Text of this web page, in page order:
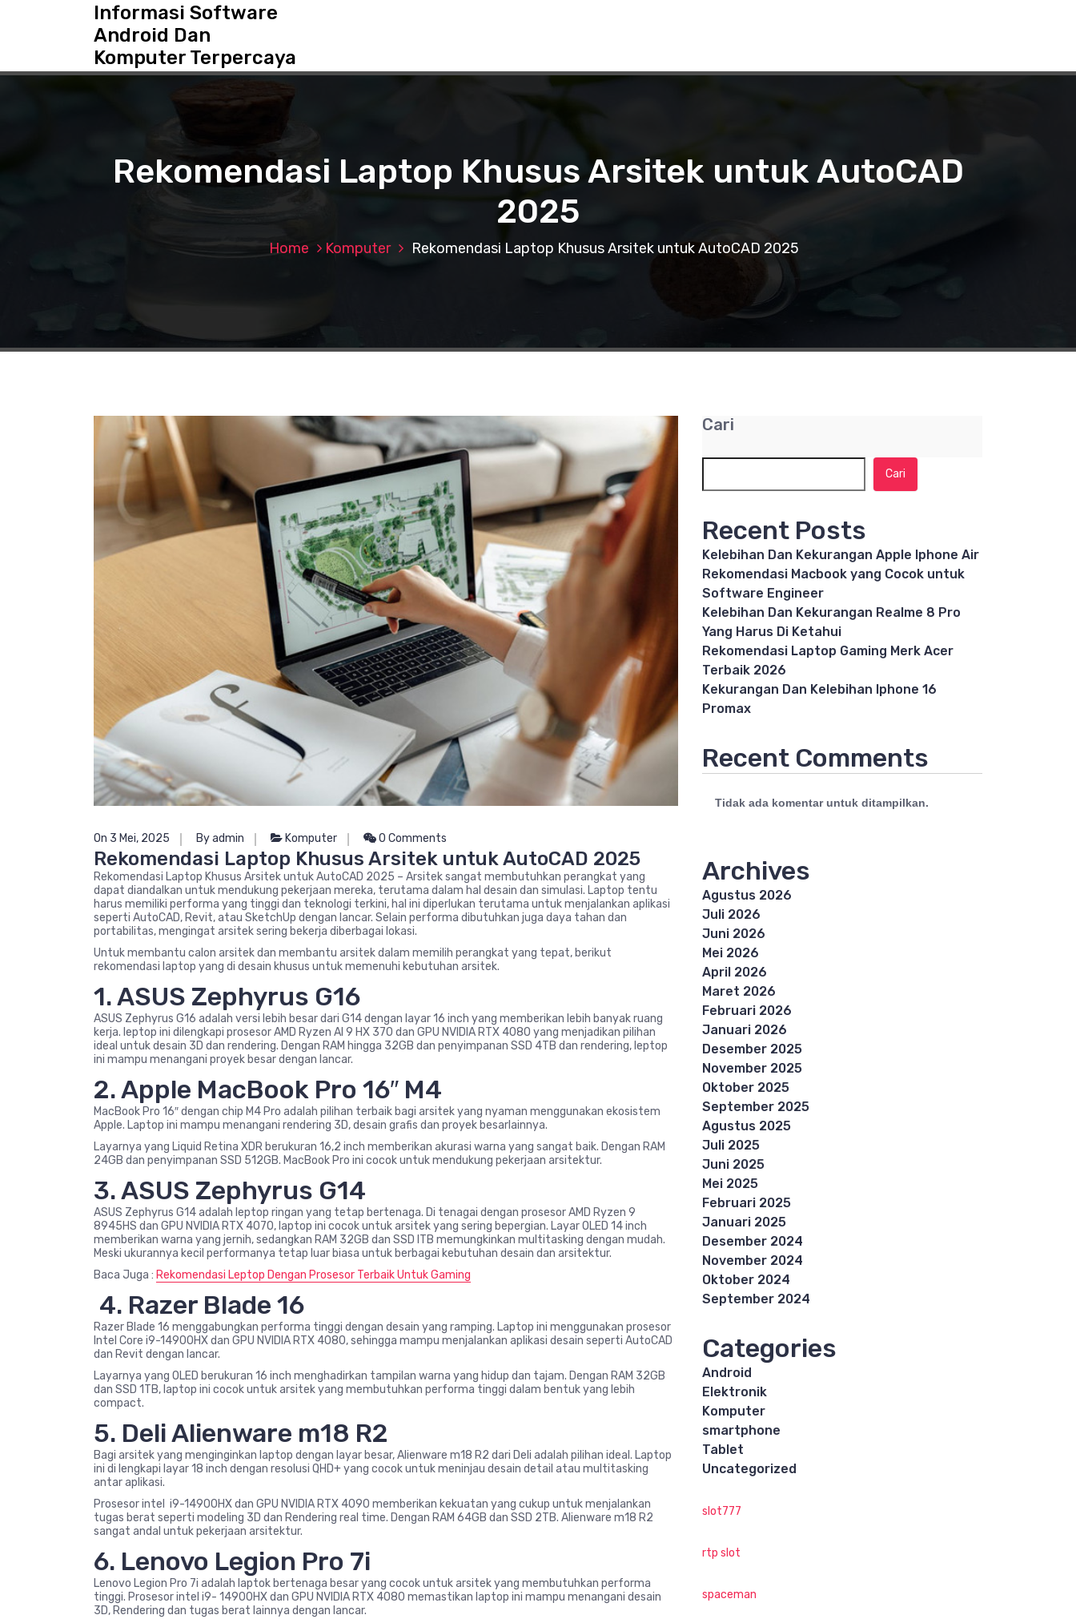
t
Informasi Software
Android Dan
Komputer Terpercaya
Rekomendasi Laptop Khusus Arsitek untuk AutoCAD
2025
Home Komputer Rekomendasi Laptop Khusus Arsitek untuk AutoCAD 2025
On 3 Mei, 2025 By admin Komputer 0 Comments
Rekomendasi Laptop Khusus Arsitek untuk AutoCAD 2025
Rekomendasi Laptop Khusus Arsitek untuk AutoCAD 2025 – Arsitek sangat membutuhkan perangkat yang
dapat diandalkan untuk mendukung pekerjaan mereka, terutama dalam hal desain dan simulasi. Laptop tentu
harus memiliki performa yang tinggi dan teknologi terkini, hal ini diperlukan terutama untuk menjalankan aplikasi
seperti AutoCAD, Revit, atau SketchUp dengan lancar. Selain performa dibutuhkan juga daya tahan dan
portabilitas, mengingat arsitek sering bekerja diberbagai lokasi.
Untuk membantu calon arsitek dan membantu arsitek dalam memilih perangkat yang tepat, berikut
rekomendasi laptop yang di desain khusus untuk memenuhi kebutuhan arsitek.
1. ASUS Zephyrus G16
ASUS Zephyrus G16 adalah versi lebih besar dari G14 dengan layar 16 inch yang memberikan lebih banyak ruang
kerja. leptop ini dilengkapi prosesor AMD Ryzen AI 9 HX 370 dan GPU NVIDIA RTX 4080 yang menjadikan pilihan
ideal untuk desain 3D dan rendering. Dengan RAM hingga 32GB dan penyimpanan SSD 4TB dan rendering, leptop
ini mampu menangani proyek besar dengan lancar.
2. Apple MacBook Pro 16″ M4
MacBook Pro 16″ dengan chip M4 Pro adalah pilihan terbaik bagi arsitek yang nyaman menggunakan ekosistem
Apple. Laptop ini mampu menangani rendering 3D, desain grafis dan proyek besarlainnya.
Layarnya yang Liquid Retina XDR berukuran 16,2 inch memberikan akurasi warna yang sangat baik. Dengan RAM
24GB dan penyimpanan SSD 512GB. MacBook Pro ini cocok untuk mendukung pekerjaan arsitektur.
3. ASUS Zephyrus G14
ASUS Zephyrus G14 adalah leptop ringan yang tetap bertenaga. Di tenagai dengan prosesor AMD Ryzen 9
8945HS dan GPU NVIDIA RTX 4070, laptop ini cocok untuk arsitek yang sering bepergian. Layar OLED 14 inch
memberikan warna yang jernih, sedangkan RAM 32GB dan SSD ITB memungkinkan multitasking dengan mudah.
Meski ukurannya kecil performanya tetap luar biasa untuk berbagai kebutuhan desain dan arsitektur.
Baca Juga : Rekomendasi Leptop Dengan Prosesor Terbaik Untuk Gaming
4. Razer Blade 16
Razer Blade 16 menggabungkan performa tinggi dengan desain yang ramping. Laptop ini menggunakan prosesor
Intel Core i9-14900HX dan GPU NVIDIA RTX 4080, sehingga mampu menjalankan aplikasi desain seperti AutoCAD
dan Revit dengan lancar.
Layarnya yang OLED berukuran 16 inch menghadirkan tampilan warna yang hidup dan tajam. Dengan RAM 32GB
dan SSD 1TB, laptop ini cocok untuk arsitek yang membutuhkan performa tinggi dalam bentuk yang lebih
compact.
5. Deli Alienware m18 R2
Bagi arsitek yang menginginkan laptop dengan layar besar, Alienware m18 R2 dari Deli adalah pilihan ideal. Laptop
ini di lengkapi layar 18 inch dengan resolusi QHD+ yang cocok untuk meninjau desain detail atau multitasking
antar aplikasi.
Prosesor intel i9-14900HX dan GPU NVIDIA RTX 4090 memberikan kekuatan yang cukup untuk menjalankan
tugas berat seperti modeling 3D dan Rendering real time. Dengan RAM 64GB dan SSD 2TB. Alienware m18 R2
sangat andal untuk pekerjaan arsitektur.
6. Lenovo Legion Pro 7i
Lenovo Legion Pro 7i adalah laptok bertenaga besar yang cocok untuk arsitek yang membutuhkan performa
tinggi. Prosesor intel i9- 14900HX dan GPU NVIDIA RTX 4080 memastikan laptop ini mampu menangani desain
3D, Rendering dan tugas berat lainnya dengan lancar.
Cari
Cari
Recent Posts
Kelebihan Dan Kekurangan Apple Iphone Air
Rekomendasi Macbook yang Cocok untuk
Software Engineer
Kelebihan Dan Kekurangan Realme 8 Pro
Yang Harus Di Ketahui
Rekomendasi Laptop Gaming Merk Acer
Terbaik 2026
Kekurangan Dan Kelebihan Iphone 16
Promax
Recent Comments
Tidak ada komentar untuk ditampilkan.
Archives
Agustus 2026
Juli 2026
Juni 2026
Mei 2026
April 2026
Maret 2026
Februari 2026
Januari 2026
Desember 2025
November 2025
Oktober 2025
September 2025
Agustus 2025
Juli 2025
Juni 2025
Mei 2025
Februari 2025
Januari 2025
Desember 2024
November 2024
Oktober 2024
September 2024
Categories
Android
Elektronik
Komputer
smartphone
Tablet
Uncategorized
slot777
rtp slot
spaceman